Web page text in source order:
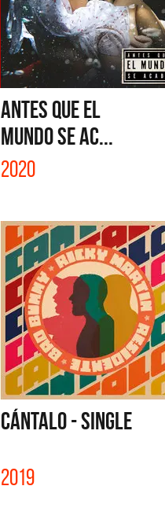
ANTES QUE EL
MUNDO SE AC...
2020
CÁNTALO - SINGLE
2019